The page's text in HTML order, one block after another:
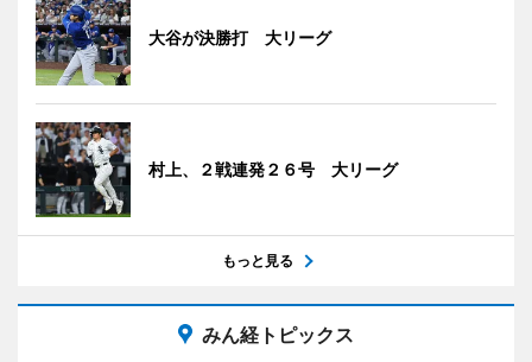
大谷が決勝打 大リーグ
村上、２戦連発２６号 大リーグ
もっと見る
みん経トピックス